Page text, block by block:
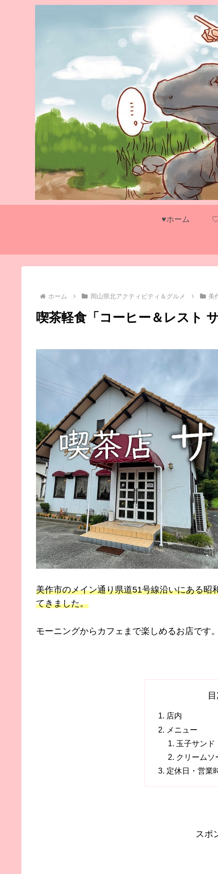
♥ホーム
ホーム 岡山県北アクティビティ＆グルメ 美
喫茶軽食「コーヒー＆レスト
美作市のメイン通り県道51号線沿いにある
てきました。
モーニングからカフェまで楽しめるお店です
店内
メニュー
玉子サンド
クリームソ
定休日・営業
スポ